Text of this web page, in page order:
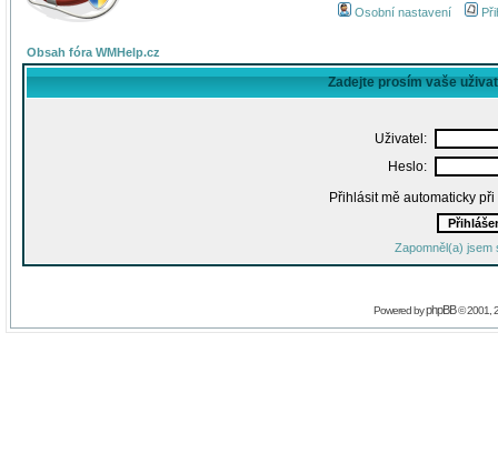
Osobní nastavení
Obsah fóra WMHelp.cz
Zadejte prosím vaše
Uživatel:
Heslo:
Přihlásit mě automaticky
Zapomněl(a) jsem
Powered byphpBB© 2001,